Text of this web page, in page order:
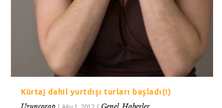
Kürtaj dahil yurtdışı turları başladı(!)